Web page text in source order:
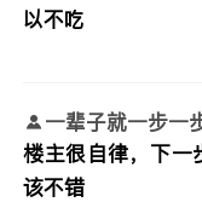
以不吃
一辈子就一步一
楼主很自律，下一
该不错